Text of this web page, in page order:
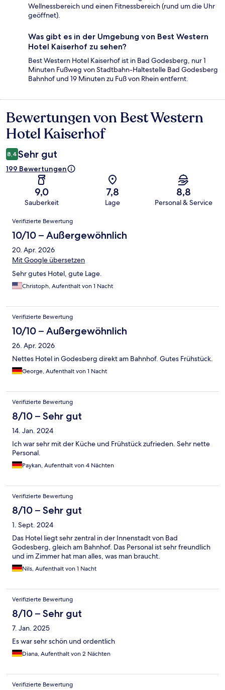
Wellnessbereich und einen Fitnessbereich (rund um die Uhr
geöffnet).
Was gibt es in der Umgebung von Best Western
Hotel Kaiserhof zu sehen?
Best Western Hotel Kaiserhof ist in Bad Godesberg, nur 1
Minuten Fußweg von Stadtbahn-Haltestelle Bad Godesberg
Bahnhof und 19 Minuten zu Fuß von Rhein entfernt.
Bewertungen
Bewertungen von Best Western
Hotel Kaiserhof
8,4 Sehr gut
199 Bewertungen
9,0
Sauberkeit
7,8
Lage
8,8
Personal & Service
Bewertungen
Verifizierte Bewertung
10/10 – Außergewöhnlich
20. Apr. 2026
Mit Google übersetzen
Sehr gutes Hotel, gute Lage.
Christoph, Aufenthalt von 1 Nacht
Verifizierte Bewertung
10/10 – Außergewöhnlich
26. Apr. 2026
Nettes Hotel in Godesberg direkt am Bahnhof. Gutes Frühstück.
George, Aufenthalt von 1 Nacht
Verifizierte Bewertung
8/10 – Sehr gut
14. Jan. 2024
Ich war sehr mit der Küche und Frühstück zufrieden. Sehr nette
Personal.
Paykan, Aufenthalt von 4 Nächten
Verifizierte Bewertung
8/10 – Sehr gut
1. Sept. 2024
Das Hotel liegt sehr zentral in der Innenstadt von Bad
Godesberg, gleich am Bahnhof. Das Personal ist sehr freundlich
und im Zimmer hat man alles, was man braucht.
Nils, Aufenthalt von 1 Nacht
Verifizierte Bewertung
8/10 – Sehr gut
7. Jan. 2025
Es war sehr schön und ordentlich
Diana, Aufenthalt von 2 Nächten
Verifizierte Bewertung